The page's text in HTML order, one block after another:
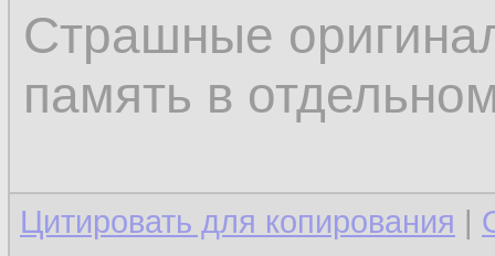
Страшные
память в
Цитировать для копирования |